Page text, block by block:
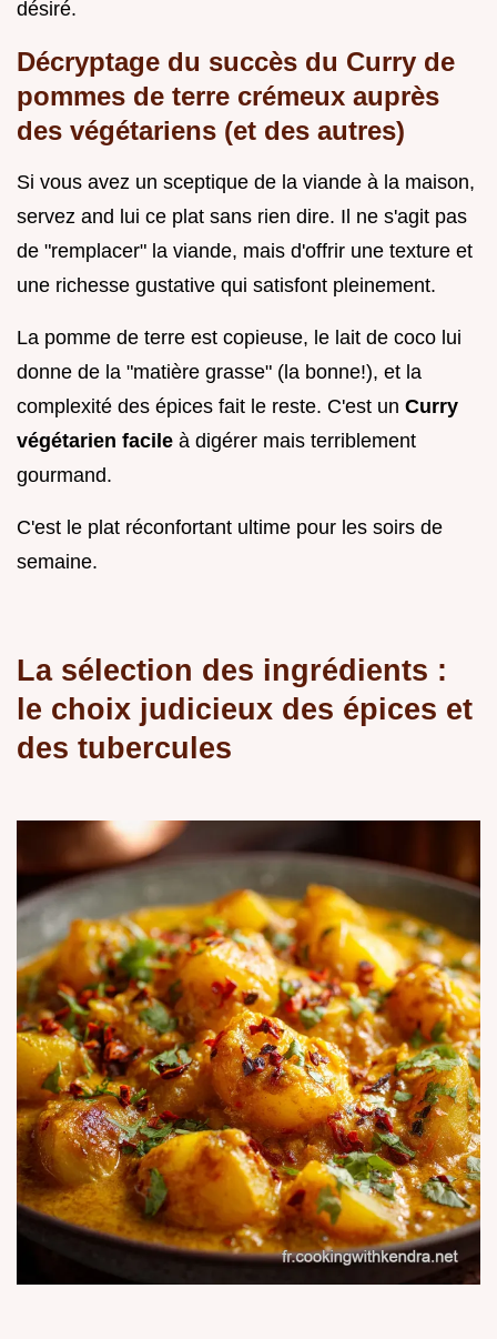
désiré.
Décryptage du succès du Curry de
pommes de terre crémeux auprès
des végétariens (et des autres)
Si vous avez un sceptique de la viande à la maison,
servez and lui ce plat sans rien dire. Il ne s'agit pas
de "remplacer" la viande, mais d'offrir une texture et
une richesse gustative qui satisfont pleinement.
La pomme de terre est copieuse, le lait de coco lui
donne de la "matière grasse" (la bonne!), et la
complexité des épices fait le reste. C'est un Curry
végétarien facile à digérer mais terriblement
gourmand.
C'est le plat réconfortant ultime pour les soirs de
semaine.
La sélection des ingrédients :
le choix judicieux des épices et
des tubercules